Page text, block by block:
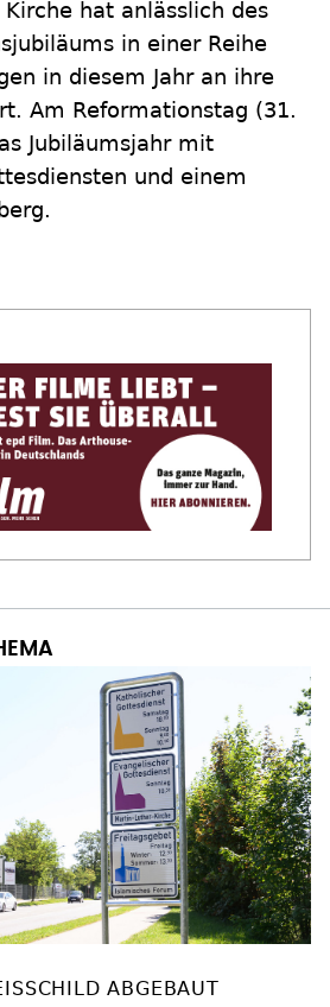
hat anlässlich des
in einer Reihe
in diesem Jahr an ihre
Am Reformationstag (31.
Jubiläumsjahr mit
und einem
ABGEBAUT